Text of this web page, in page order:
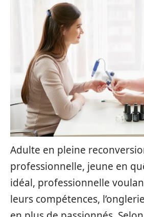
Adulte en pleine
professionnelle, jeune en
idéal, professionnelle
leurs compétences,